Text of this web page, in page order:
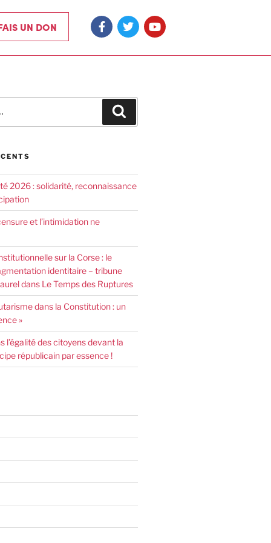
UN DON
2026 : solidarité, reconnaissance
et l’intimidation ne
sur la Corse : le
identitaire – tribune
dans Le Temps des Ruptures
dans la Constitution : un
»
l’égalité des citoyens devant la
républicain par essence !